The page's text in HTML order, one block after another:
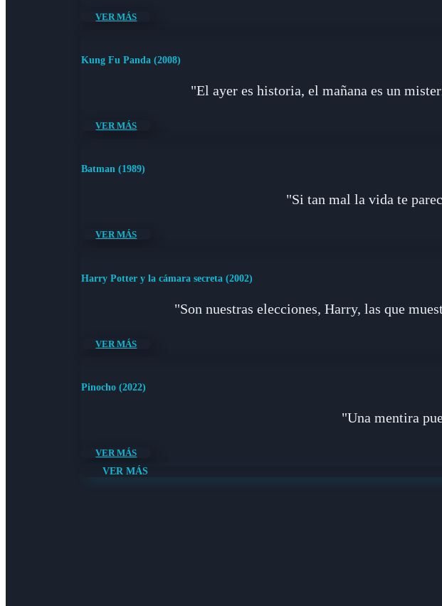
VER MÁS
Kung Fu Panda (2008)
"El ayer es historia, el mañana es un
VER MÁS
Batman (1989)
"Si tan mal la vida te
VER MÁS
Harry Potter y la cámara secreta (2002)
"Son nuestras elecciones, Harry, las que
VER MÁS
Pinocho (2022)
"Una mentira
VER MÁS
VER MÁS